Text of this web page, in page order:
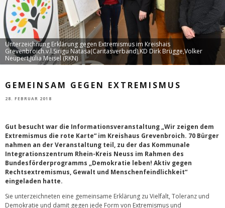
Unterzeichnung Erklärung gegen Extremismus im Kreishais
Grevenbroich.v.l.Sirigu Natasa(Caritasverband),KD Dirk Brügge,Volker
Neupert,Julia Meisel (RKN)
GEMEINSAM GEGEN EXTREMISMUS
28. FEBRUAR 2018
Gut besucht war die Informationsveranstaltung „Wir zeigen dem
Extremismus die rote Karte“ im Kreishaus Grevenbroich. 70 Bürger
nahmen an der Veranstaltung teil, zu der das Kommunale
Integrationszentrum Rhein-Kreis Neuss im Rahmen des
Bundesförderprogramms „Demokratie leben! Aktiv gegen
Rechtsextremismus, Gewalt und Menschenfeindlichkeit“
eingeladen hatte.
Sie unterzeichneten eine gemeinsame Erklärung zu Vielfalt, Toleranz und
Demokratie und damit gegen jede Form von Extremismus und